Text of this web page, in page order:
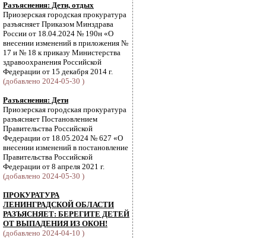
Разъяснения: Дети, отдых
Приозерская городская прокуратура
разъясняет Приказом Минздрава
России от 18.04.2024 № 190н «О
внесении изменений в приложения №
17 и № 18 к приказу Министерства
здравоохранения Российской
Федерации от 15 декабря 2014 г.
(добавлено 2024-05-30 )
Разъяснения: Дети
Приозерская городская прокуратура
разъясняет Постановлением
Правительства Российской
Федерации от 18.05.2024 № 627 «О
внесении изменений в постановление
Правительства Российской
Федерации от 8 апреля 2021 г.
(добавлено 2024-05-30 )
ПРОКУРАТУРА
ЛЕНИНГРАДСКОЙ ОБЛАСТИ
РАЗЪЯСНЯЕТ: БЕРЕГИТЕ ДЕТЕЙ
ОТ ВЫПАДЕНИЯ ИЗ ОКОН!
(добавлено 2024-04-10 )